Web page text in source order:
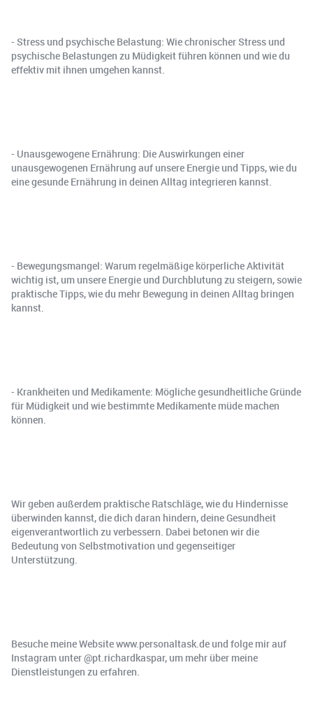
- Stress und psychische Belastung: Wie chronischer Stress und
psychische Belastungen zu Müdigkeit führen können und wie du
effektiv mit ihnen umgehen kannst.
- Unausgewogene Ernährung: Die Auswirkungen einer
unausgewogenen Ernährung auf unsere Energie und Tipps, wie du
eine gesunde Ernährung in deinen Alltag integrieren kannst.
- Bewegungsmangel: Warum regelmäßige körperliche Aktivität
wichtig ist, um unsere Energie und Durchblutung zu steigern, sowie
praktische Tipps, wie du mehr Bewegung in deinen Alltag bringen
kannst.
- Krankheiten und Medikamente: Mögliche gesundheitliche Gründe
für Müdigkeit und wie bestimmte Medikamente müde machen
können.
Wir geben außerdem praktische Ratschläge, wie du Hindernisse
überwinden kannst, die dich daran hindern, deine Gesundheit
eigenverantwortlich zu verbessern. Dabei betonen wir die
Bedeutung von Selbstmotivation und gegenseitiger
Unterstützung.
Besuche meine Website www.personaltask.de und folge mir auf
Instagram unter @pt.richardkaspar, um mehr über meine
Dienstleistungen zu erfahren.